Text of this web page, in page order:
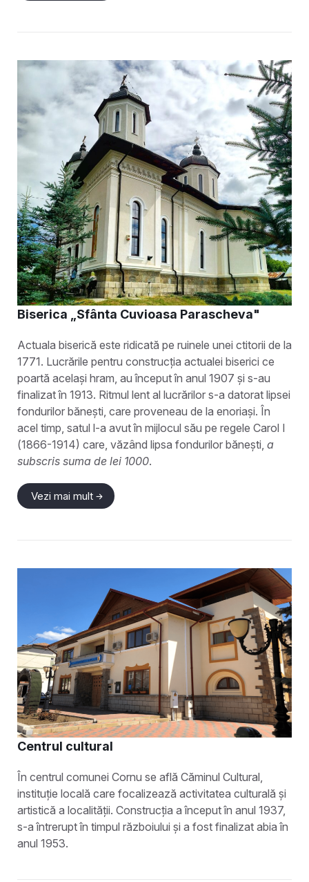
Biserica „Sfânta Cuvioasa Parascheva"
Actuala biserică este ridicată pe ruinele unei ctitorii de la
1771. Lucrările pentru construcția actualei biserici ce
poartă același hram, au început în anul 1907 și s-au
finalizat în 1913. Ritmul lent al lucrărilor s-a datorat lipsei
fondurilor bănești, care proveneau de la enoriași. În
acel timp, satul l-a avut în mijlocul său pe regele Carol I
(1866-1914) care, văzând lipsa fondurilor bănești, a
subscris suma de lei 1000.
Vezi mai mult
Centrul cultural
În centrul comunei Cornu se află Căminul Cultural,
instituție locală care focalizează activitatea culturală și
artistică a localității. Construcția a început în anul 1937,
s-a întrerupt în timpul războiului și a fost finalizat abia în
anul 1953.